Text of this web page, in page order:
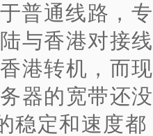
普通线路，专
与香港对接线
港转机，而现
器的宽带还没
稳定和速度都